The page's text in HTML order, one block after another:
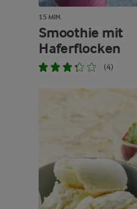
15 MIN.
Smoothie mit
Haferflocken
(4)